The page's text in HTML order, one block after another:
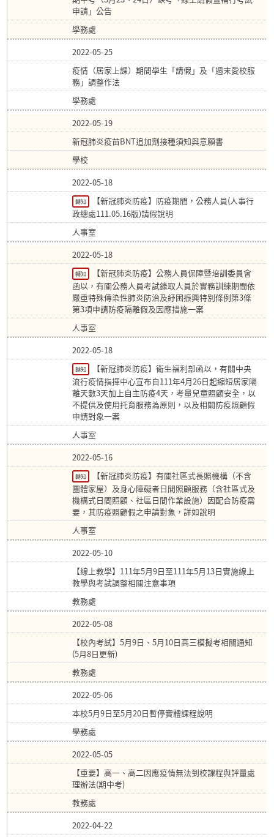
申請」公告
學務處
2022-05-25
疫情（居家上課）期間學生「請假」及「週末愛校服
務」調整作法
學務處
2022-05-19
新冠肺炎疫苗BNT追加劑接種須知與意願書
學校
2022-05-18
轉知
【新冠肺炎防疫】防疫期間，公務人員(人事行
政總處111.05.16版)請假說明
人事室
2022-05-18
轉知
【新冠肺炎防疫】公務人員保障暨培訓委員會
函以，有關公務人員考試錄取人員於實務訓練期間依
嚴重特殊傳染性肺炎防治及紓困振興特別條例第3條
第3項申請防疫隔離假及因應措施一案
人事室
2022-05-18
轉知
【新冠肺炎防疫】衛生福利部函以，有關中央
流行疫情指揮中心宣布自111年4月26日起縮短居家隔
離天數3天加上自主防疫4天，考量兒童照顧安全，以
不提供及使用托育服務為原則，以及相關防疫照顧假
申請對象一案
人事室
2022-05-16
轉知
【新冠肺炎防疫】有關社區式長照機構（不含
團體家屋）及身心障礙者日間照顧服務（含社區式及
機構式日間照顧、社區日間作業設施）因配合防疫需
要，其防疫照顧假之申請對象，詳如說明
人事室
2022-05-10
【線上教學】111年5月9日至111年5月13日實施線上
教學與考試調整相關注意事項
教務處
2022-05-08
【校內考試】5月9日、5月10日高三模擬考相關通知
(5月8日更新)
教務處
2022-05-06
本校5月9日至5月20日暫停實體課程說明
學務處
2022-05-05
【重要】高一、高二因應疫情無法到校課程與評量處
理辦法(期中考)
教務處
2022-04-22